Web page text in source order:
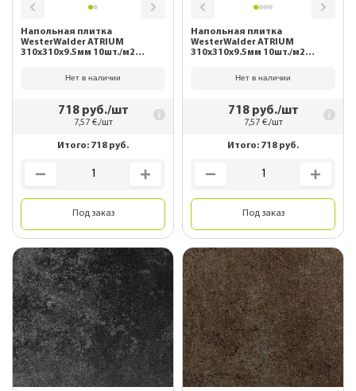
Напольная плитка
WesterWalder ATRIUM
310х310х9.5мм 10шт./м2
Нет в наличии
718руб./шт
7,57€./шт
Итого: 718 руб.
Под заказ
Напольная плитка
WesterWalder ATRIUM
310х310х9.5мм 10шт./м2
Нет в наличии
718руб./шт
7,57€./шт
Итого: 718 руб.
Под заказ